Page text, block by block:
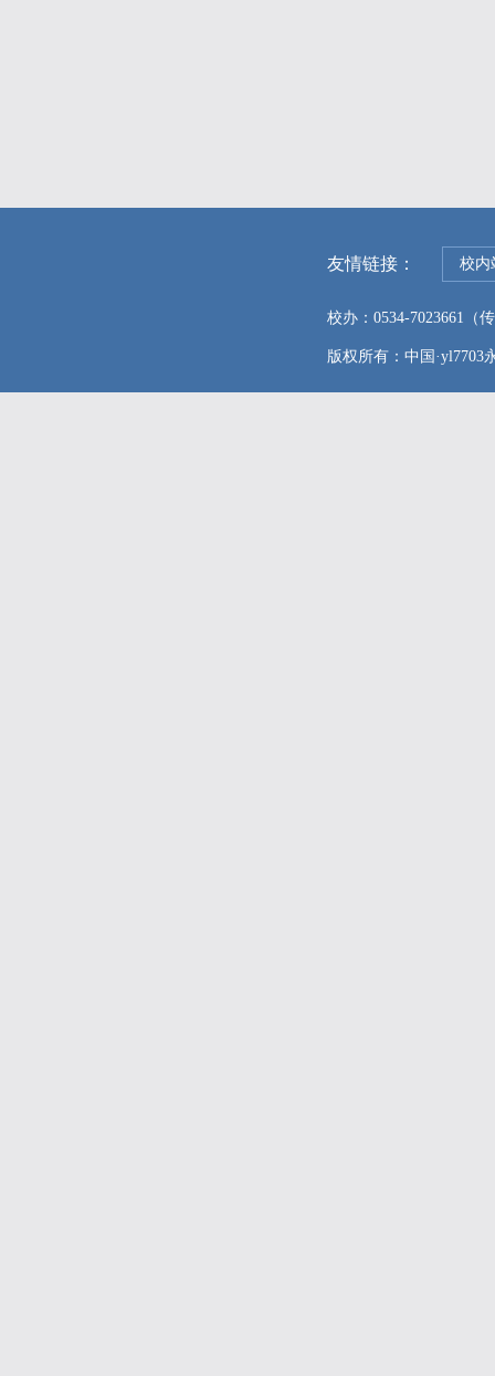
友情链接： 校内
校办：0534-7023661（
版权所有：中国·yl7703